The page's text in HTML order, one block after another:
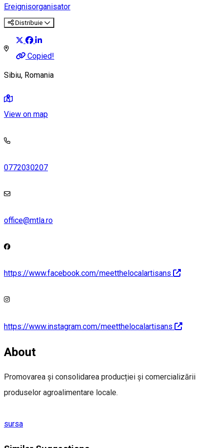
Ereignisorganisator
Distribuie
Copied!
Sibiu, Romania
View on map
0772030207
office@mtla.ro
https://www.facebook.com/meetthelocalartisans
https://www.instagram.com/meetthelocalartisans
About
Promovarea și consolidarea producției și comercializării
produselor agroalimentare locale.
sursa